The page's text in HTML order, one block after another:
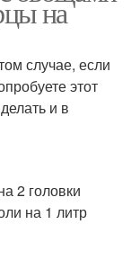
на
случае, если
этот
и в
2 головки
на 1 литр